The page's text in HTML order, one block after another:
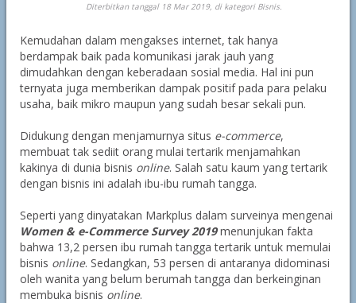
Diterbitkan tanggal 18 Mar 2019, di kategori Bisnis.
Kemudahan dalam mengakses internet, tak hanya
berdampak baik pada komunikasi jarak jauh yang
dimudahkan dengan keberadaan sosial media. Hal ini pun
ternyata juga memberikan dampak positif pada para pelaku
usaha, baik mikro maupun yang sudah besar sekali pun.
Didukung dengan menjamurnya situs e-commerce,
membuat tak sediit orang mulai tertarik menjamahkan
kakinya di dunia bisnis online. Salah satu kaum yang tertarik
dengan bisnis ini adalah ibu-ibu rumah tangga.
Seperti yang dinyatakan Markplus dalam surveinya mengenai
Women & e-Commerce Survey 2019menunjukan fakta
bahwa 13,2 persen ibu rumah tangga tertarik untuk memulai
bisnis online. Sedangkan, 53 persen di antaranya didominasi
oleh wanita yang belum berumah tangga dan berkeinginan
membuka bisnis online.